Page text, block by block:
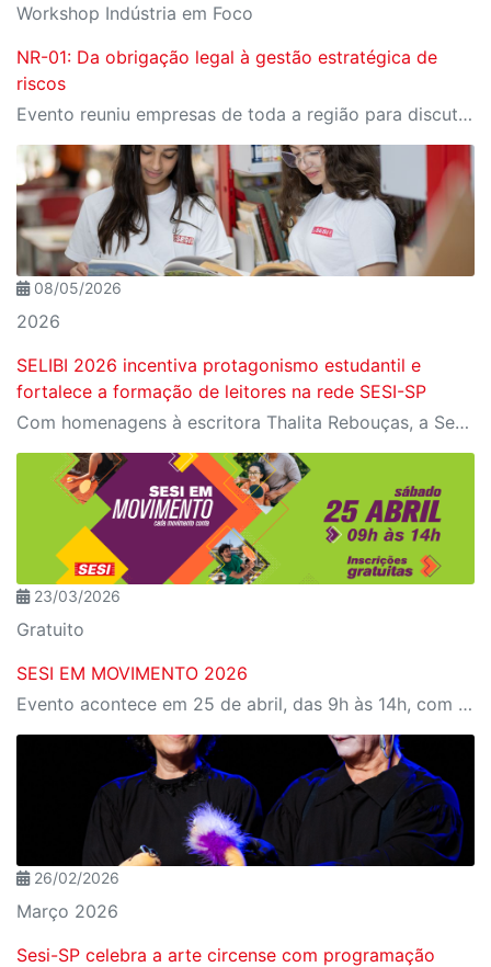
Workshop Indústria em Foco
NR-01: Da obrigação legal à gestão estratégica de
riscos
Evento reuniu empresas de toda a região para discutir as recentes mudanças na legislação, assim como os desafios e caminhos no setor industrial.
08/05/2026
2026
SELIBI 2026 incentiva protagonismo estudantil e
fortalece a formação de leitores na rede SESI-SP
Com homenagens à escritora Thalita Rebouças, a Semana do Livro e da Biblioteca promove criatividade, produção autoral e diferentes formas de expressão entre estudantes da Educação Infantil à EJA
23/03/2026
Gratuito
SESI EM MOVIMENTO 2026
Evento acontece em 25 de abril, das 9h às 14h, com programação para todas as idades
26/02/2026
Março 2026
Sesi-SP celebra a arte circense com programação